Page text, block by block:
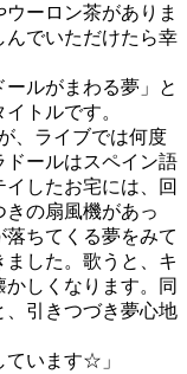
ーロン茶がありま
んでいただけたら幸
ルがまわる夢」と
トルです。
、ライブでは何度
ドールはスペイン語
したお宅には、回
の扇風機があっ
ちてくる夢をみて
した。歌うと、キ
しくなります。同
、引きつづき夢心地
ています☆」